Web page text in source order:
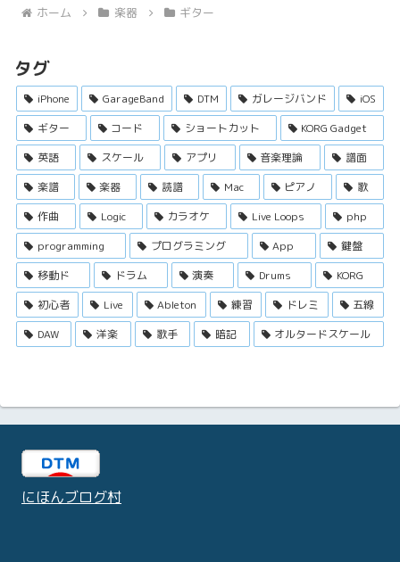
ホーム 楽器 ギター
タグ
iPhone GarageBand DTM ガレージバンド
iOS
ギター
コード ショートカット
KORG Gadget
英語
スケール アプリ 音楽理論
譜面
楽譜
楽器 読譜 Mac ピアノ
歌
作曲
Logic カラオケ Live Loops
php
programming
プログラミング App
鍵盤
移動ド
ドラム 演奏 Drums
KORG
初心者
Live Ableton 練習 ドレミ
五線
DAW
洋楽 歌手 暗記 オルタードスケール
にほんブログ村